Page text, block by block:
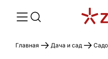
Главная Дача и сад